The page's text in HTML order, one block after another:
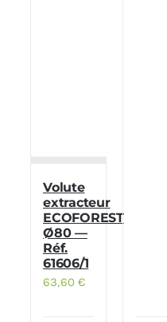
Volute
extracteur
ECOFOREST
Ø80 —
Réf.
61606/1
63,60€